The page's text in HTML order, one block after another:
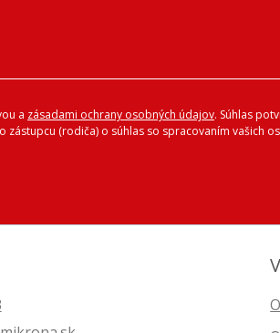
a zásadami ochrany osobných údajov. Súhlas
(rodiča) o súhlas so spracovaním vašich